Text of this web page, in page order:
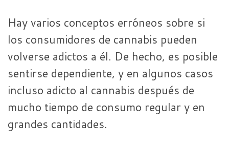
Hay varios conceptos erróneos sobre si
los consumidores de cannabis pueden
volverse adictos a él. De hecho, es posible
sentirse dependiente, y en algunos casos
incluso adicto al cannabis después de
mucho tiempo de consumo regular y en
grandes cantidades.